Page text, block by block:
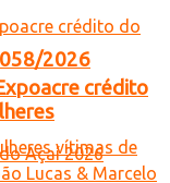
2026
crédito